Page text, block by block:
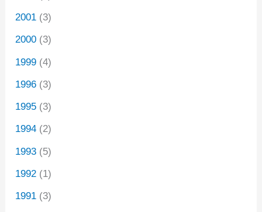
2001 (3)
2000 (3)
1999 (4)
1996 (3)
1995 (3)
1994 (2)
1993 (5)
1992 (1)
1991 (3)